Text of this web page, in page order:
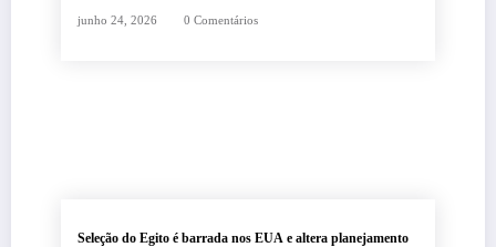
junho 24, 2026 0 Comentários
Seleção do Egito é barrada nos EUA e altera planejamento